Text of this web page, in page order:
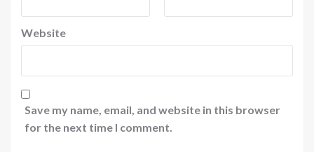
Website
Save my name, email, and website in this browser
for the next time I comment.